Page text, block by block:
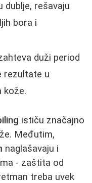
dublje, rešavaju
bora i
duži period
rezultate u
kože.
ističu značajno
Međutim,
naglašavaju i
- zaštita od
treba uvek